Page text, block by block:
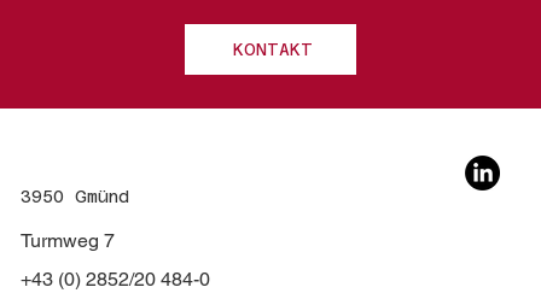
KONTAKT
3950 Gmünd
Turmweg 7
+43 (0) 2852/20 484-0